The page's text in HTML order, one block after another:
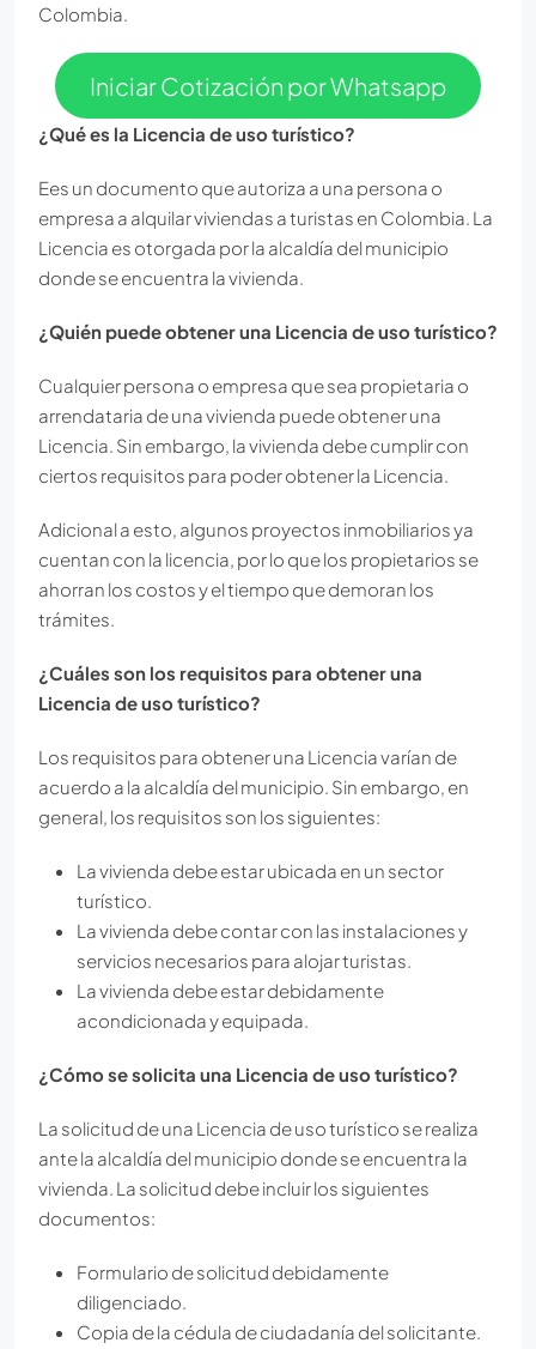
Colombia.
Iniciar Cotización por Whatsapp
¿Qué es la Licencia de uso turístico?
Ees un documento que autoriza a una persona o
empresa a alquilar viviendas a turistas en Colombia. La
Licencia es otorgada por la alcaldía del municipio
donde se encuentra la vivienda.
¿Quién puede obtener una Licencia de uso turístico?
Cualquier persona o empresa que sea propietaria o
arrendataria de una vivienda puede obtener una
Licencia. Sin embargo, la vivienda debe cumplir con
ciertos requisitos para poder obtener la Licencia.
Adicional a esto, algunos proyectos inmobiliarios ya
cuentan con la licencia, por lo que los propietarios se
ahorran los costos y el tiempo que demoran los
trámites.
¿Cuáles son los requisitos para obtener una
Licencia de uso turístico?
Los requisitos para obtener una Licencia varían de
acuerdo a la alcaldía del municipio. Sin embargo, en
general, los requisitos son los siguientes:
La vivienda debe estar ubicada en un sector
turístico.
La vivienda debe contar con las instalaciones y
servicios necesarios para alojar turistas.
La vivienda debe estar debidamente
acondicionada y equipada.
¿Cómo se solicita una Licencia de uso turístico?
La solicitud de una Licencia de uso turístico se realiza
ante la alcaldía del municipio donde se encuentra la
vivienda. La solicitud debe incluir los siguientes
documentos:
Formulario de solicitud debidamente
diligenciado.
Copia de la cédula de ciudadanía del solicitante.